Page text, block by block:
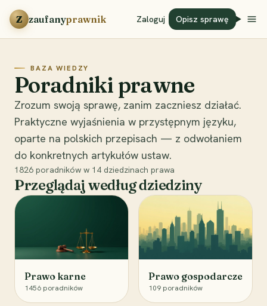
Przejdź do treści
Z zaufanyprawnik Zaloguj Opisz sprawę
BAZA WIEDZY
Poradniki prawne
Zrozum swoją sprawę, zanim zaczniesz działać.
Praktyczne wyjaśnienia w przystępnym języku,
oparte na polskich przepisach — z odwołaniem
do konkretnych artykułów ustaw.
1826 poradników w 14 dziedzinach prawa
Przeglądaj według dziedziny
Prawo karne
1456 poradników
Prawo gospodarcze
109 poradników